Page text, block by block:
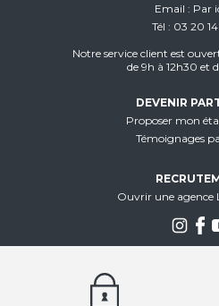
Email
Par
Tél
03 20
Notre service client est
de 9h à 12h30 et
DEVENIR
Proposer mon
Témoignages
Ouvrir une agence